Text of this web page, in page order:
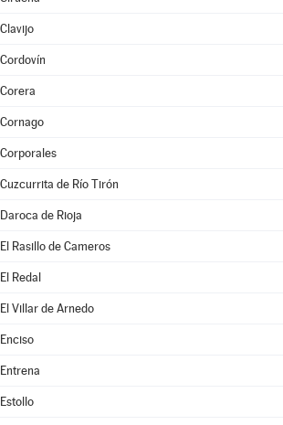
Clavijo
Cordovín
Corera
Cornago
Corporales
Cuzcurrita de Río Tirón
Daroca de Rioja
El Rasillo de Cameros
El Redal
El Villar de Arnedo
Enciso
Entrena
Estollo